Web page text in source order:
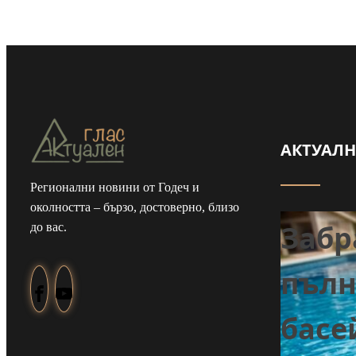
Регионални новини от Годеч и
околността – бързо, достоверно, близо
до вас.
Задържаха мъж
от Смолча,